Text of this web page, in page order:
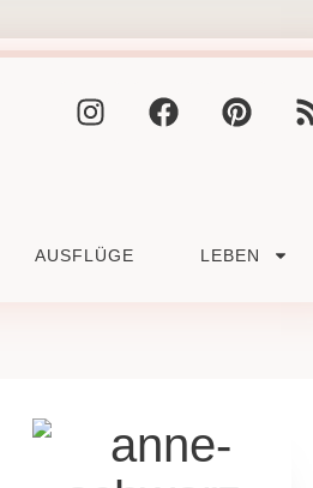
AUSFLÜGE LEBEN